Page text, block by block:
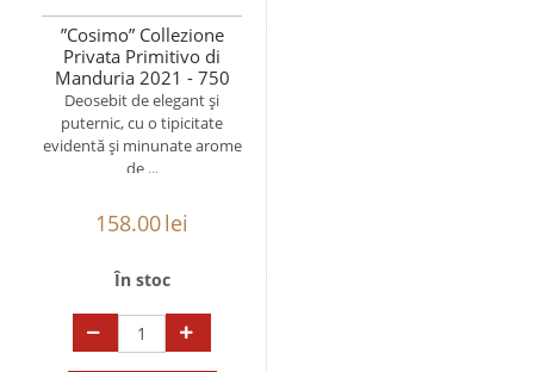
”Cosimo” Collezione
Privata Primitivo di
Manduria 2021 - 750
mL
Deosebit de elegant și
puternic, cu o tipicitate
evidentă și minunate arome
de ...
158.00lei
În stoc